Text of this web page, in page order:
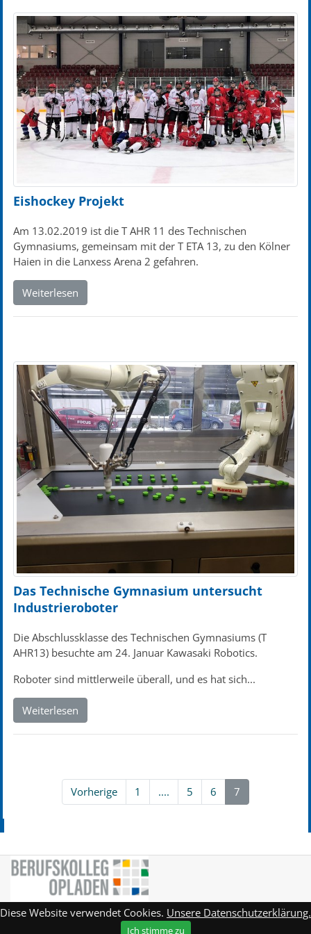
Eishockey Projekt
Am 13.02.2019 ist die T AHR 11 des Technischen
Gymnasiums, gemeinsam mit der T ETA 13, zu den Kölner
Haien in die Lanxess Arena 2 gefahren.
Weiterlesen
Das Technische Gymnasium untersucht
Industrieroboter
Die Abschlussklasse des Technischen Gymnasiums (T
AHR13) besuchte am 24. Januar Kawasaki Robotics.
Roboter sind mittlerweile überall, und es hat sich...
Weiterlesen
Vorherige 1 .... 5 6 7
Homepage
Diese Website verwendet Cookies. Unsere Datenschutzerklärung.
Ich stimme zu